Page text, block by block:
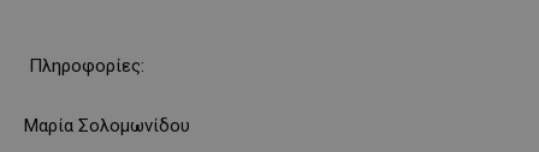
Πληροφορίες:
Μαρία Σολομωνίδου